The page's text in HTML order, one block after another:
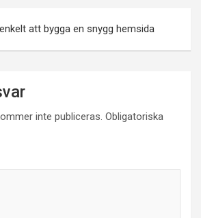
att bygga en snygg hemsida
inte publiceras. Obligatoriska